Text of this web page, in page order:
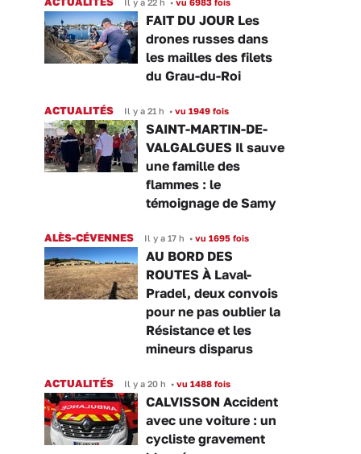
FAIT DU JOUR Les
drones russes dans
les mailles des filets
du Grau-du-Roi
ACTUALITÉS Il y a 21 h • vu 1949 fois
SAINT-MARTIN-DE-
VALGALGUES Il sauve
une famille des
flammes : le
témoignage de Samy
ALÈS-CÉVENNES Il y a 17 h • vu 1695 fois
AU BORD DES
ROUTES À Laval-
Pradel, deux convois
pour ne pas oublier la
Résistance et les
mineurs disparus
ACTUALITÉS Il y a 20 h • vu 1488 fois
CALVISSON Accident
avec une voiture : un
cycliste gravement